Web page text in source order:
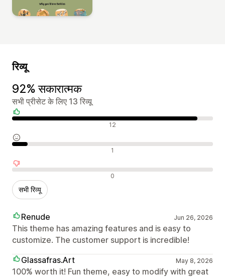
रिव्यू
92% सकारात्मक
सभी प्रीसेट के लिए 13 रिव्यू
सकारात्मक रिव्यू 12
न्यूट्रल रिव्यू 1
नकारात्मक रिव्यू 0
सभी रिव्यू
Renude Jun 26, 2026
This theme has amazing features and is easy to
customize. The customer support is incredible!
Glassafras.Art
May 8, 2026
100% worth it! Fun theme, easy to modify with great